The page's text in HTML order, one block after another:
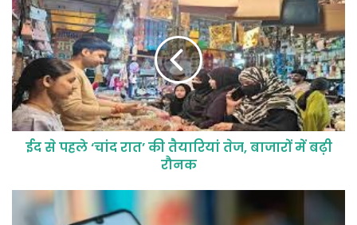
ईद से पहले ‘चांद रात’ की तैयारियां तेज, बाजारों में बढ़ी
रौनक